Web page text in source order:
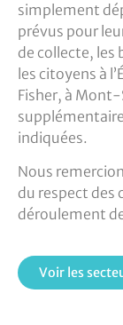
simplement
prévus pour
de collecte, les
les citoyens à
Fisher, à
indiquées.
Nous
du respect des
déroulement
Voir les